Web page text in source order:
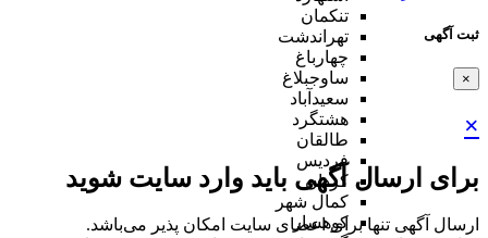
ثبت آگهی
×
×
برای ارسال آگهی باید وارد سایت شوید
ارسال آگهی تنها برای اعضای سایت امکان پذیر می‌باشد.
تنکمان
تهراندشت
چهارباغ
ساوجبلاغ
سعیدآباد
هشتگرد
طالقان
فردیس
کردان
کمال شهر
کوهسار